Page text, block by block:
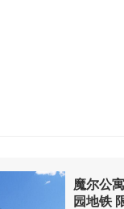
魔尔公
园地铁